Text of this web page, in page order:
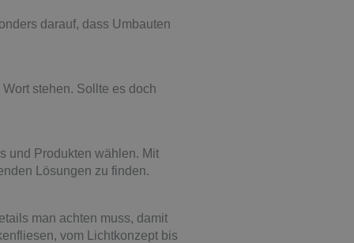
darauf, dass Umbauten
stehen. Sollte es doch
und Produkten wählen. Mit
Lösungen zu finden.
man achten muss, damit
vom Lichtkonzept bis